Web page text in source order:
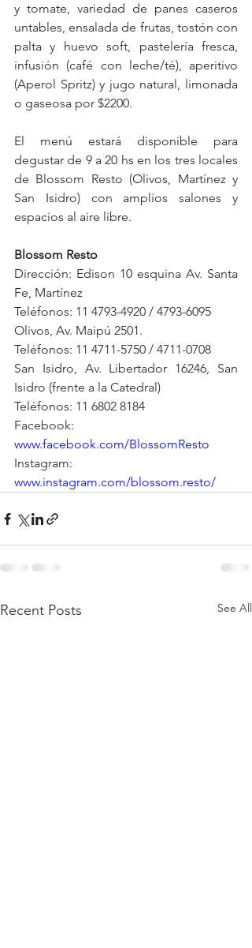
y tomate, variedad de panes caseros
untables, ensalada de frutas, tostón con
palta y huevo soft, pastelería fresca,
infusión (café con leche/té), aperitivo
(Aperol Spritz) y jugo natural, limonada
o gaseosa por $2200.
El menú estará disponible para
degustar de 9 a 20 hs en los tres locales
de Blossom Resto (Olivos, Martínez y
San Isidro) con amplios salones y
espacios al aire libre.
Blossom Resto
Dirección: Edison 10 esquina Av. Santa
Fe, Martínez
Teléfonos: 11 4793-4920 / 4793-6095
Olivos, Av. Maipú 2501.
Teléfonos: 11 4711-5750 / 4711-0708
San Isidro, Av. Libertador 16246, San
Isidro (frente a la Catedral)
Teléfonos: 11 6802 8184
www.facebook.com/BlossomResto
www.instagram.com/blossom.resto/
Recent Posts See All